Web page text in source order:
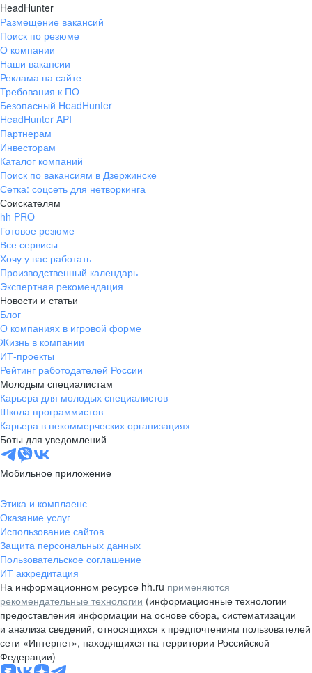
HeadHunter
Размещение вакансий
Поиск по резюме
О компании
Наши вакансии
Реклама на сайте
Требования к ПО
Безопасный HeadHunter
HeadHunter API
Партнерам
Инвесторам
Каталог компаний
Поиск по вакансиям в Дзержинске
Сетка: соцсеть для нетворкинга
Соискателям
hh PRO
Готовое резюме
Все сервисы
Хочу у вас работать
Производственный календарь
Экспертная рекомендация
Новости и статьи
Блог
О компаниях в игровой форме
Жизнь в компании
ИТ-проекты
Рейтинг работодателей России
Молодым специалистам
Карьера для молодых специалистов
Школа программистов
Карьера в некоммерческих организациях
Боты для уведомлений
Мобильное приложение
Этика и комплаенс
Оказание услуг
Использование сайтов
Защита персональных данных
Пользовательское соглашение
ИТ аккредитация
На информационном ресурсе hh.ru применяются
рекомендательные технологии (информационные технологии
предоставления информации на основе сбора, систематизации
и анализа сведений, относящихся к предпочтениям пользователей
сети «Интернет», находящихся на территории Российской
Федерации)